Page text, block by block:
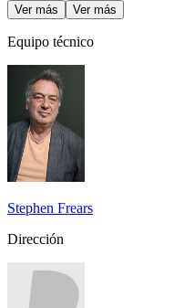
Ver más Ver más
Equipo técnico
Stephen Frears
Dirección